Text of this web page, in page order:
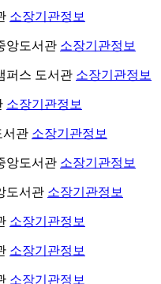
소장기관정보
앙도서관 소장기관정보
퍼스 도서관 소장기관정보
소장기관정보
서관 소장기관정보
앙도서관 소장기관정보
도서관 소장기관정보
소장기관정보
소장기관정보
소장기관정보